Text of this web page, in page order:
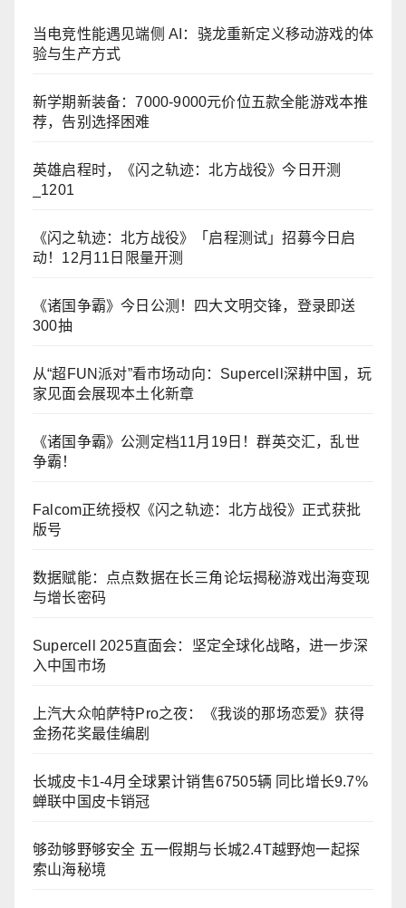
当电竞性能遇见端侧 AI：骁龙重新定义移动游戏的体
验与生产方式
新学期新装备：7000-9000元价位五款全能游戏本推
荐，告别选择困难
英雄启程时，《闪之轨迹：北方战役》今日开测
_1201
《闪之轨迹：北方战役》「启程测试」招募今日启
动！12月11日限量开测
《诸国争霸》今日公测！四大文明交锋，登录即送
300抽
从“超FUN派对”看市场动向：Supercell深耕中国，玩
家见面会展现本土化新章
《诸国争霸》公测定档11月19日！群英交汇，乱世
争霸！
Falcom正统授权《闪之轨迹：北方战役》正式获批
版号
数据赋能：点点数据在长三角论坛揭秘游戏出海变现
与增长密码
Supercell 2025直面会：坚定全球化战略，进一步深
入中国市场
上汽大众帕萨特Pro之夜：《我谈的那场恋爱》获得
金扬花奖最佳编剧
长城皮卡1-4月全球累计销售67505辆 同比增长9.7%
蝉联中国皮卡销冠
够劲够野够安全 五一假期与长城2.4T越野炮一起探
索山海秘境